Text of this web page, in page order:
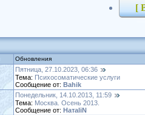
[
Обновления
Пятница, 27.10.2023, 06:36
Тема: Психосоматические услуги
Сообщение от: Bahik
Понедельник, 14.10.2013, 11:59
Тема: Москва. Осень 2013.
Сообщение от: НатаliN